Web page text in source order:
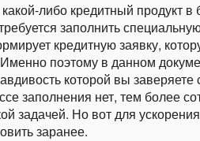
либо кредитный продукт
заполнить
кредитную заявку,
поэтому в данном
которой вы заверяете
заполнения нет, тем более
задачей. Но вот для
заранее.